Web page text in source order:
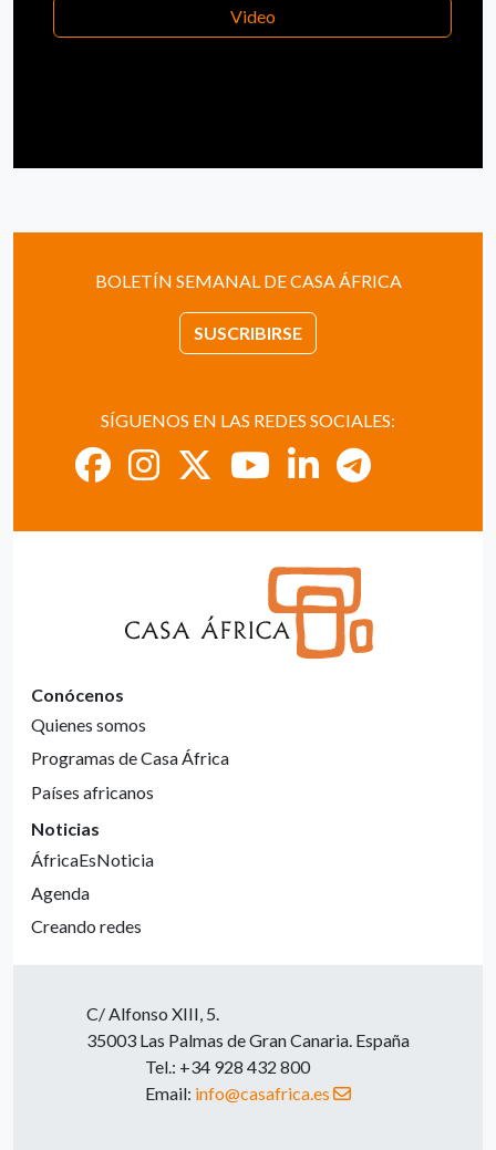
Video
BOLETÍN SEMANAL DE CASA ÁFRICA
SUSCRIBIRSE
SÍGUENOS EN LAS REDES SOCIALES:
Conócenos
Quienes somos
Programas de Casa África
Países africanos
Noticias
ÁfricaEsNoticia
Agenda
Creando redes
C/ Alfonso XIII, 5.
35003 Las Palmas de Gran Canaria. España
Tel.: +34 928 432 800
Email: info@casafrica.es